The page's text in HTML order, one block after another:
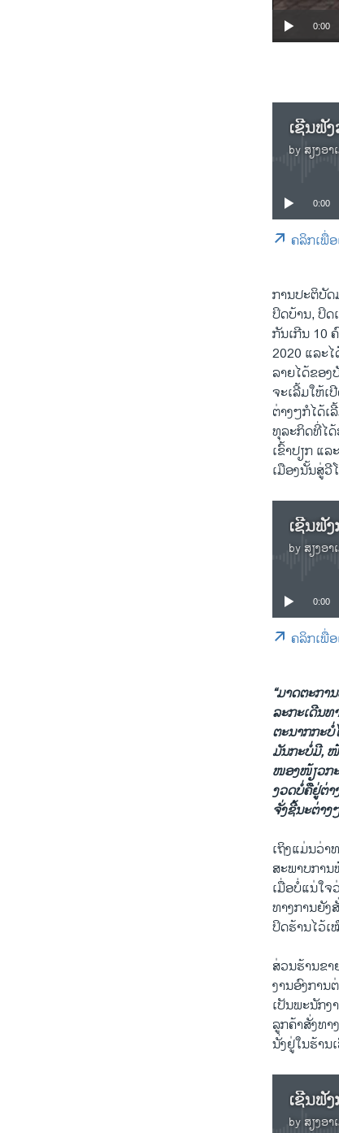
0:00
ເຊີນຟັ
by ສຽງອ
0:00
ຄລິກເພື່
ການປະຕິບັດ
ປິດບ້ານ, ປິດ
ກັນເກີນ 10
2020 ແລະ
ລາຍໄດ້ຂອງ
ຈະເລີ້ມໃຫ້ເ
ຕ່າງໆກໍໄດ້
ທຸລະກິດທີ່ໄ
ເຂົ້າປຽກ ແ
ເມືອງນັ້ນສູ່ວີ
ເຊີນຟັ
by ສຽງອ
0:00
ຄລິກເພື່
“ມາດຕະກາ
ລະກະເດີນທ
ຕະນາກກະບໍ່
ມັນກະບໍ່ມີ,
ໜອງໜ້ຽວກ
ງວດບໍ່ຄືຢູ່ຕ່າ
ຈັ່ງຊີ້ນະຕ່າງ
ເຖິງແມ່ນວ່າ
ສະພາບກາ
ເມື່ອບໍ່ແນ່ໃ
ທາງການຍັງ
ປິດຮ້ານໄວ້ເ
ສ່ວນຮ້ານຂາ
ງານອົງການ
ເປັນພະນັກງ
ລູກຄ້າສັ່ງທາ
ນັ່ງຢູ່ໃນຮ້ານ
ເຊີນຟັ
by ສຽງອ